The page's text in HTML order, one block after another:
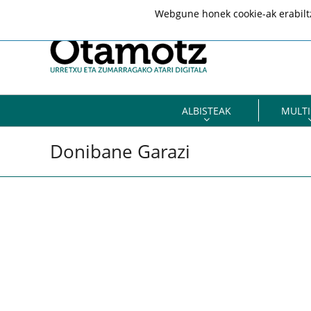
ALBISTEAK
Donibane Garazi
Webgune honek cookie-ak